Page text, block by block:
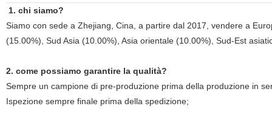
1. chi siamo?
Siamo con sede a Zhejiang, Cina, a partire dal 2017, vendere a
(15.00%), Sud Asia (10.00%), Asia orientale (10.00%), Sud-Est
2. come possiamo garantire la qualità?
Sempre un campione di pre-produzione prima della produzione in
Ispezione sempre finale prima della spedizione;